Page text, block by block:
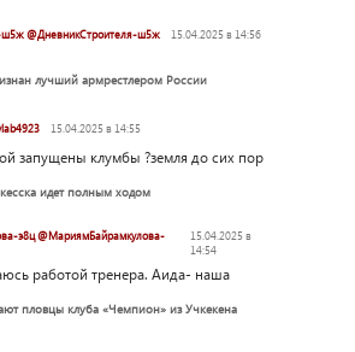
ш5ж @ДневникСтроителя-ш5ж 15.04.2025 в 14:56
лучший армрестлером России
15.04.2025 в 14:55
запущены клумбы ?земля до сих пор
идет полным ходом
э8ц @МариямБайрамкулова-
15.04.2025 в
14:54
работой тренера. Аида- наша
пловцы клуба «Чемпион» из Учкекена